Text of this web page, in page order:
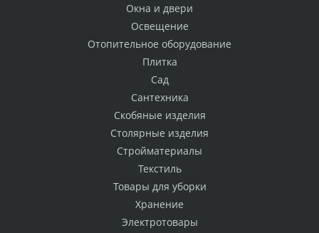
Окна и двери
Освещение
Отопительное оборудование
Плитка
Сад
Сантехника
Скобяные изделия
Столярные изделия
Стройматериалы
Текстиль
Товары для уборки
Хранение
Электротовары